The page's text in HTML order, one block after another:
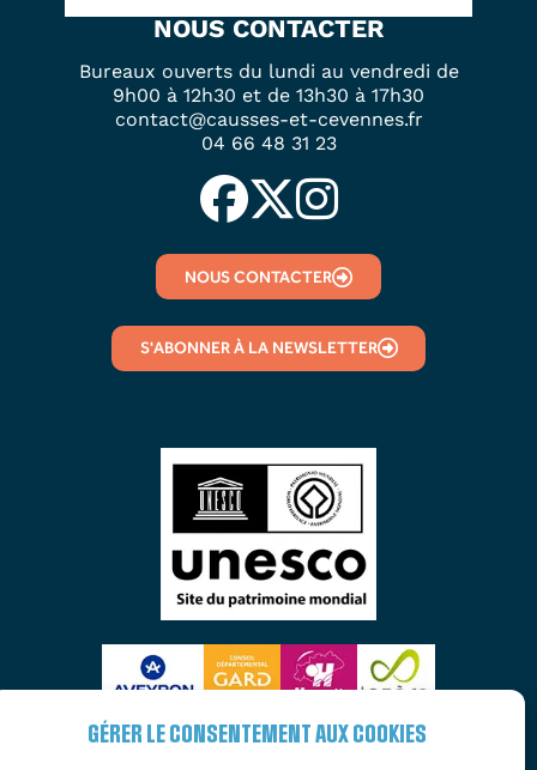
GÉRER LE CONSENTEMENT AUX COOKIES
NOUS CONTACTER
Bureaux ouverts du lundi au vendredi de
9h00 à 12h30 et de 13h30 à 17h30
contact@causses-et-cevennes.fr
04 66 48 31 23
NOUS CONTACTER
S'ABONNER À LA NEWSLETTER